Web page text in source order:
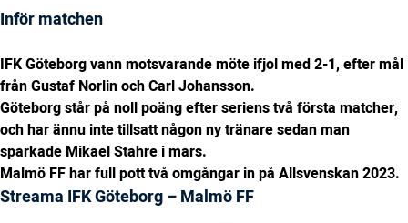
Inför matchen
IFK Göteborg vann motsvarande möte ifjol med 2-1, efter mål
från Gustaf Norlin och Carl Johansson.
Göteborg står på noll poäng efter seriens två första matcher,
och har ännu inte tillsatt någon ny tränare sedan man
sparkade Mikael Stahre i mars.
Malmö FF har full pott två omgångar in på Allsvenskan 2023.
Streama IFK Göteborg – Malmö FF